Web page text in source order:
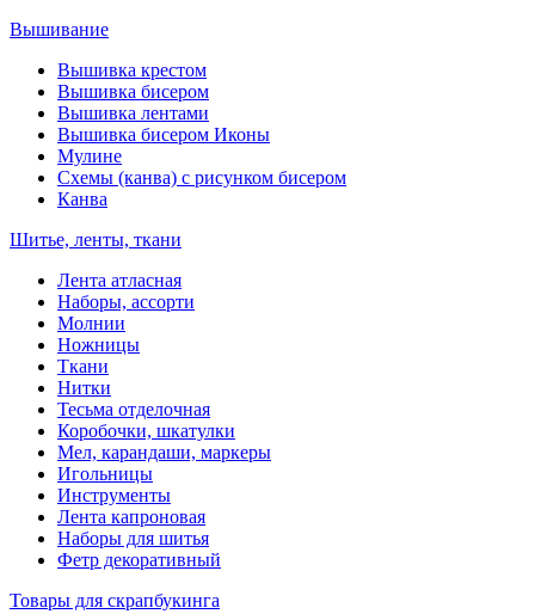
Вышивание
Вышивка крестом
Вышивка бисером
Вышивка лентами
Вышивка бисером Иконы
Мулине
Схемы (канва) с рисунком бисером
Канва
Шитье, ленты, ткани
Лента атласная
Наборы, ассорти
Молнии
Ножницы
Ткани
Нитки
Тесьма отделочная
Коробочки, шкатулки
Мел, карандаши, маркеры
Игольницы
Инструменты
Лента капроновая
Наборы для шитья
Фетр декоративный
Товары для скрапбукинга